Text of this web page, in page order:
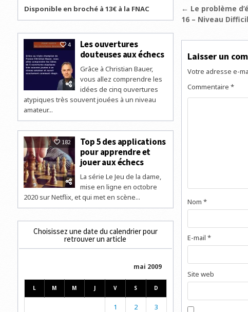
de
l’article
← Le problème
16 – Niveau
Laisser un
Votre adresse e-
Commentaire *
Nom *
E-mail *
Site web
Disponible en broché à 13€ à la FNAC
4
Les ouvertures
douteuses aux échecs
Grâce à Christian Bauer,
vous allez comprendre les
idées de cinq ouvertures
atypiques très souvent jouées à un niveau
amateur...
182
Top 5 des applications
pour apprendre et
jouer aux échecs
La série Le Jeu de la dame,
mise en ligne en octobre
2020 sur Netflix, et qui met en scène...
Choisissez une date du calendrier pour
retrouver un article
mai 2009
L M M J V S D
1 2 3